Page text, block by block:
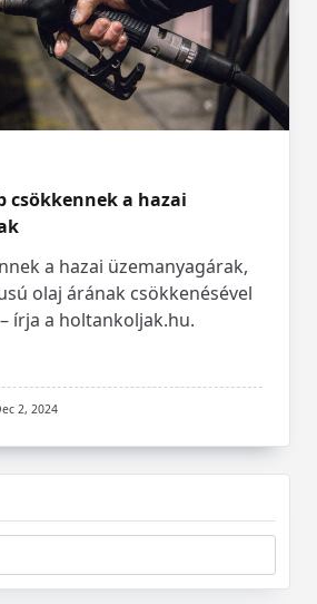
csökkennek a hazai
a hazai üzemanyagárak,
olaj árának csökkenésével
írja a holtankoljak.hu.
2, 2024